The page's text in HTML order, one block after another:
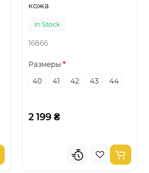
кожа
In Stock
16866
Размеры
40
41 42 43 44
2 199 ₴